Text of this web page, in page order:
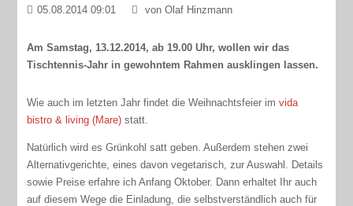
05.08.2014 09:01 von Olaf Hinzmann
Am Samstag, 13.12.2014, ab 19.00 Uhr, wollen wir das
Tischtennis-Jahr in gewohntem Rahmen ausklingen lassen.
Wie auch im letzten Jahr findet die Weihnachtsfeier imvida
bistro & living (Mare) statt.
Natürlich wird es Grünkohl satt geben. Außerdem stehen zwei
Alternativgerichte, eines davon vegetarisch, zur Auswahl. Details
sowie Preise erfahre ich Anfang Oktober. Dann erhaltet Ihr auch
auf diesem Wege die Einladung, die selbstverständlich auch für